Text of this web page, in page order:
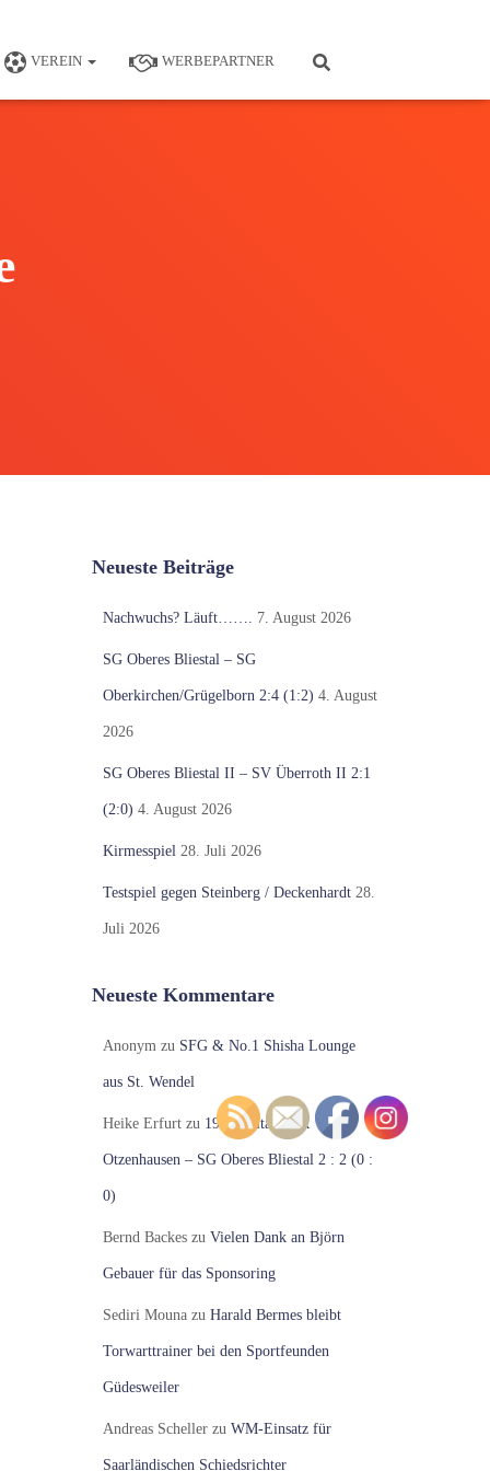
VEREIN WERBEPARTNER
Neueste Beiträge
Nachwuchs? Läuft……. 7. August 2026
SG Oberes Bliestal – SG
Oberkirchen/Grügelborn 2:4 (1:2) 4. August
2026
SG Oberes Bliestal II – SV Überroth II 2:1
(2:0) 4. August 2026
Kirmesspiel 28. Juli 2026
Testspiel gegen Steinberg / Deckenhardt 28.
Juli 2026
Neueste Kommentare
Anonymzu SFG & No.1 Shisha Lounge
aus St. Wendel
Heike Erfurtzu 19. Spieltag VfR
Otzenhausen – SG Oberes Bliestal 2 : 2 (0 :
0)
Bernd Backeszu Vielen Dank an Björn
Gebauer für das Sponsoring
Sediri Mounazu Harald Bermes bleibt
Torwarttrainer bei den Sportfeunden
Güdesweiler
Andreas Schellerzu WM-Einsatz für
Saarländischen Schiedsrichter